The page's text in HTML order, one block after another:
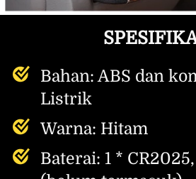
Bahan: ABS dan
Listrik
Warna: Hitam
Baterai: 1 *